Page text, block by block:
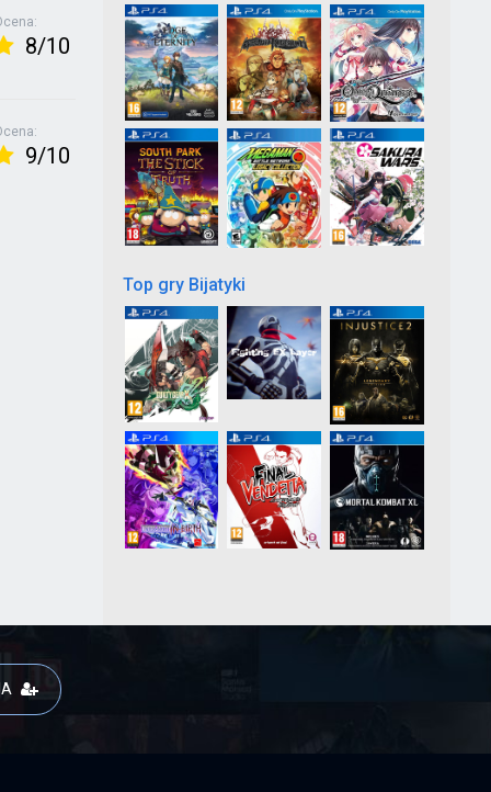
8/10
9/10
Top gry Bijatyki